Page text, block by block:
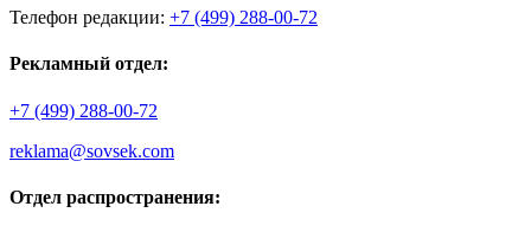
Телефон редакции: +7 (499) 288-00-72
Рекламный отдел:
+7 (499) 288-00-72
reklama@sovsek.com
Отдел распространения: